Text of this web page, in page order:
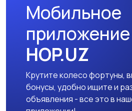
Мобильное
приложение
HOP.UZ
Крутите колесо фортуны,
бонусы, удобно ищите и
объявления - все это в